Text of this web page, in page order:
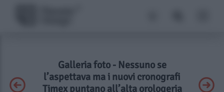
Galleria foto - Nessuno se
l’aspettava ma i nuovi cronografi
Timex puntano all’alta orologeria